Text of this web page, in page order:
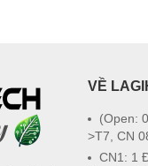
VỀ
(Open:
>T7, CN
CN1: 1